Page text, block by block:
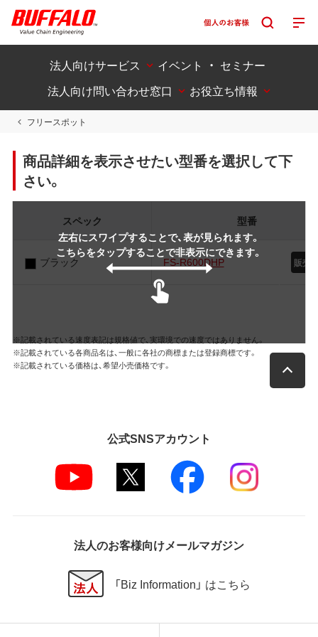
法人向けサービス
イベント ・ セミナー
法人向け問い合わせ窓口
お役立ち情報
フリースポット
商品詳細を表示させたい型番を選択して下
さい。
左右にスワイプすることで、表が見られます。
こちらをタップすることで非表示にできます。
スペック 型番
ブラック FS-R600DHP 販売
※記載されている速度表記は規格値で、実環境での速度ではありません。
※記載されている各商品名は、一般に各社の商標または登録商標です。
※記載されている価格は、希望小売価格です。
公式SNSアカウント
法人のお客様向けメールマガジン
「Biz Information」 はこちら